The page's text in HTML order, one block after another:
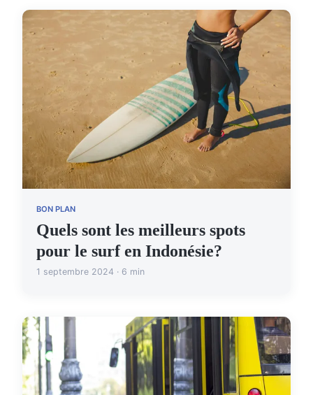
BON PLAN
Quels sont les meilleurs spots
pour le surf en Indonésie?
1 septembre 2024 · 6 min